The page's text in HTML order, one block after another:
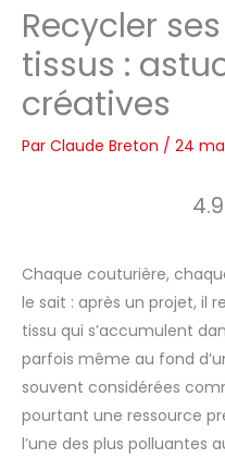
Recycler
tissus :
créatives
Par Claude Breton / 24
Chaque couturière,
le sait : après un projet, il
tissu qui s’accumulent
parfois même au fond
souvent considérées
pourtant une ressource
l’une des plus polluantes